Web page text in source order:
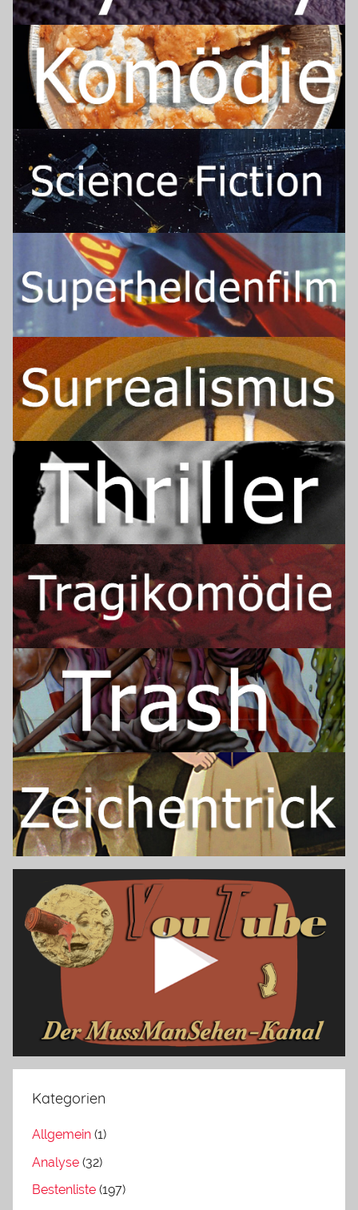
Kategorien
Allgemein (1)
Analyse (32)
Bestenliste (197)